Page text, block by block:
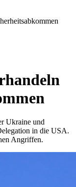
Ukraine und
in die USA.
Angriffen.